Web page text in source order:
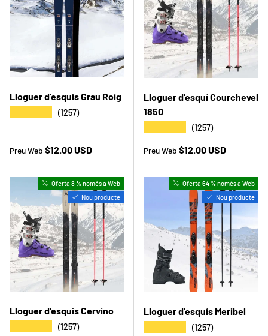
Lloguer d'esquís Grau Roig
(1257)
Preu a la botiga
Preu Web $12.00 USD
Lloguer d'esquí Courchevel
1850
(1257)
Preu a la botiga
Preu Web $12.00 USD
Oferta 8 % només a Web
Nou producte
Lloguer d'esquís Cervino
(1257)
Oferta 64 % només a Web
Nou producte
Lloguer d'esquís Meribel
(1257)